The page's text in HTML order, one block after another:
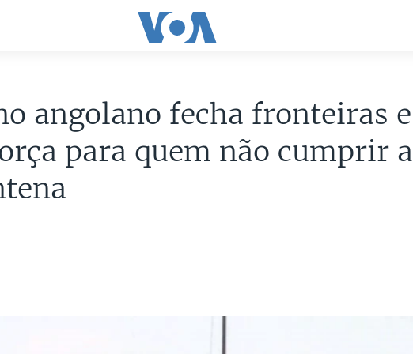
angolano fecha fronteiras e
para quem não cumprir a